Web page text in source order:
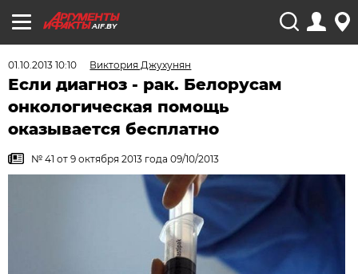
AIF.BY
01.10.2013 10:10 Виктория Джухунян
Если диагноз - рак. Белорусам
онкологическая помощь
оказывается бесплатно
№ 41 от 9 октября 2013 года 09/10/2013